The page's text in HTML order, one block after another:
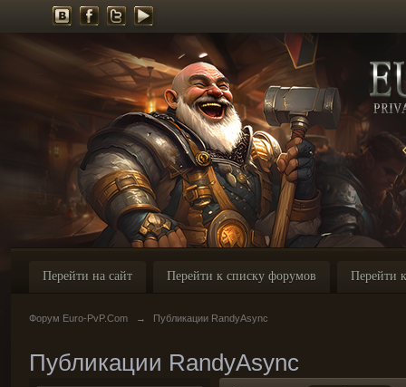
Перейти на сайт Перейти к списку форумов Перейти
Форум Euro-PvP.Com → Публикации RandyAsync
Публикации RandyAsync